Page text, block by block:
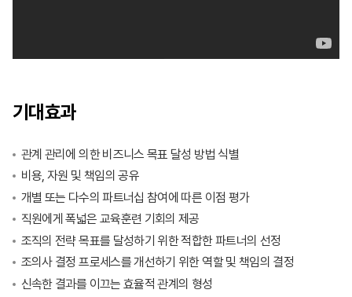
기대효과
관계 관리에 의한 비즈니스 목표 달성 방법 식별
비용, 자원 및 책임의 공유
개별 또는 다수의 파트너십 참여에 따른 이점 평가
직원에게 폭넓은 교육훈련 기회의 제공
조직의 전략 목표를 달성하기 위한 적합한 파트너의 선정
조의사 결정 프로세스를 개선하기 위한 역할 및 책임의 결정
신속한 결과를 이끄는 효율적 관계의 형성